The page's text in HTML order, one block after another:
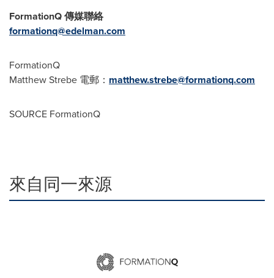
FormationQ 傳媒聯絡
formationq@edelman.com
FormationQ
Matthew Strebe 電郵： matthew.strebe@formationq.com
SOURCE FormationQ
來自同一來源